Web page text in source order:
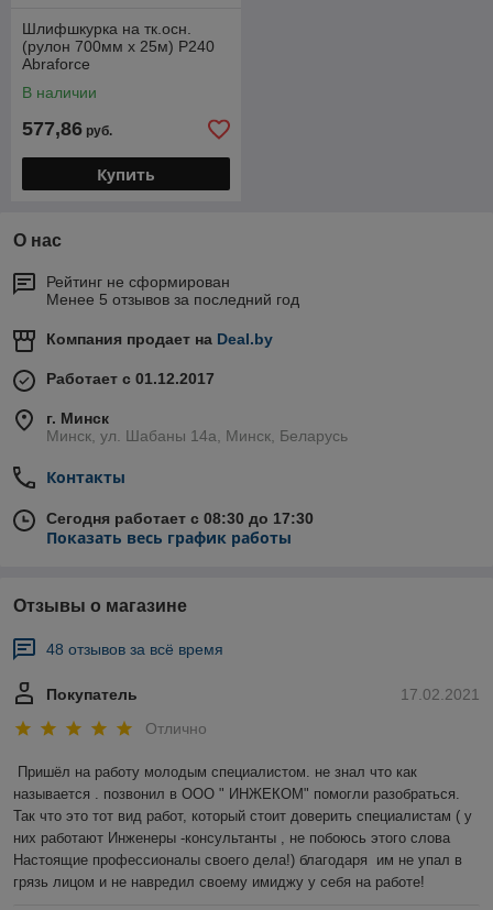
Шлифшкурка на тк.осн.
(рулон 700мм х 25м) Р240
Abraforce
В наличии
577,86 руб.
Купить
О нас
Рейтинг не сформирован
Менее 5 отзывов за последний год
Компания продает на Deal.by
Работает с 01.12.2017
г. Минск
Минск, ул. Шабаны 14а, Минск, Беларусь
Контакты
Сегодня работает с 08:30 до 17:30
Показать весь график работы
Отзывы о магазине
48 отзывов за всё время
17.02.2021
Покупатель
Отлично
Пришёл на работу молодым специалистом. не знал что как
называется . позвонил в ООО " ИНЖЕКОМ" помогли разобраться.
Так что это тот вид работ, который стоит доверить специалистам ( у
них работают Инженеры -консультанты , не побоюсь этого слова
Настоящие профессионалы своего дела!) благодаря  им не упал в
грязь лицом и не навредил своему имиджу у себя на работе!